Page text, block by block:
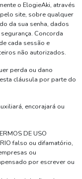
o ElogieAki, através
site, sobre qualquer
da sua senha, dados
Concorda
cada sessão e
não autorizados.
perda ou dano
cláusula por parte do
encorajará ou
DE USO
falso ou difamatório,
ou
por escrever ou